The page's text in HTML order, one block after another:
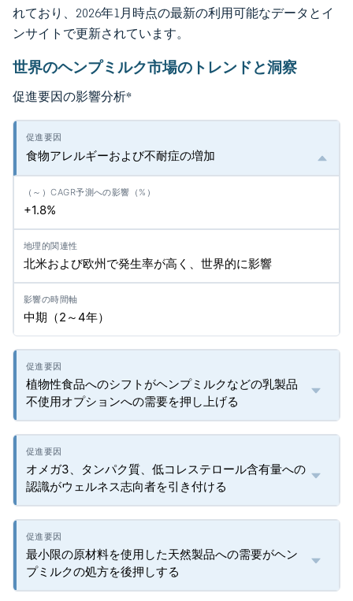
れており、2026年1月時点の最新の利用可能なデータとイ
ンサイトで更新されています。
世界のヘンプミルク市場のトレンドと洞察
促進要因の影響分析*
食物アレルギーおよび不耐症の増加
+1.8%
北米および欧州で発生率が高く、世界的に影響
中期（2～4年）
植物性食品へのシフトがヘンプミルクなどの乳製品
不使用オプションへの需要を押し上げる
オメガ3、タンパク質、低コレステロール含有量への
認識がウェルネス志向者を引き付ける
最小限の原材料を使用した天然製品への需要がヘン
プミルクの処方を後押しする